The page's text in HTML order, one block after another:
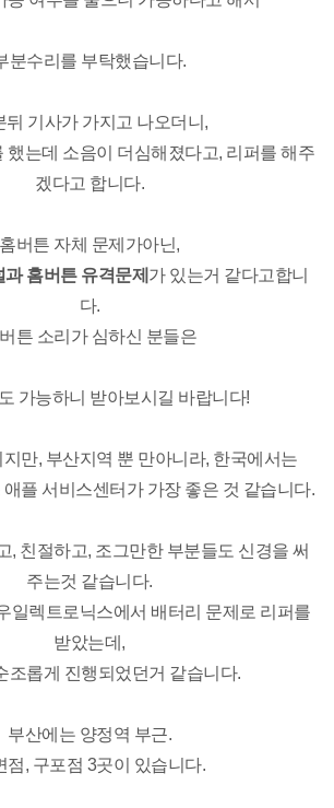
분수리를 부탁했습니다.
뒤 기사가 가지고 나오더니,
했는데 소음이 더심해졌다고, 리퍼를 해주
겠다고 합니다.
홈버튼 자체 문제가아닌,
홈버튼 유격문제 가 있는거 같다고합니
다.
튼 소리가 심하신 분들은
가능하니 받아보시길 바랍니다!
만, 부산지역 뿐 만아니라, 한국에서는
플 서비스센터가 가장 좋은 것 같습니다.
, 친절하고, 조그만한 부분들도 신경을 써
주는것 같습니다.
일렉트로닉스에서 배터리 문제로 리퍼를
받았는데,
조롭게 진행되었던거 같습니다.
부산에는 양정역 부근.
점, 구포점 3곳이 있습니다.